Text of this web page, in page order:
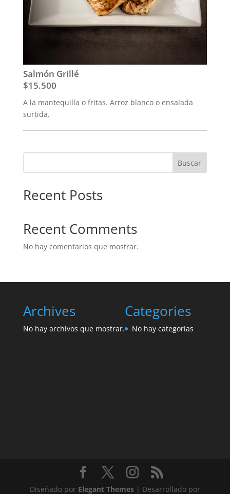
Salmón Grillé
$15.500
A la mantequilla o fritas. Arroz blanco o ensalada
surtida.
Buscar
Recent Posts
Recent Comments
No hay comentarios que mostrar.
Archives
No hay archivos que mostrar.
Categories
No hay categorías
Diseñado por Elegant Themes| Desarrollado por